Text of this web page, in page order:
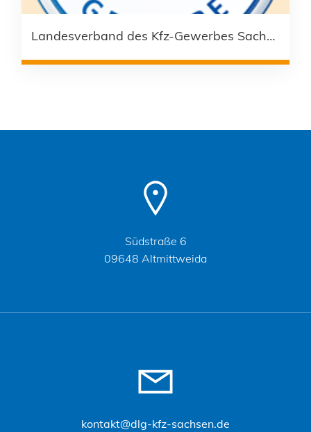
Landesverband des Kfz-Gewerbes Sachsen e. V.
Südstraße 6
09648 Altmittweida
kontakt@dlg-kfz-sachsen.de